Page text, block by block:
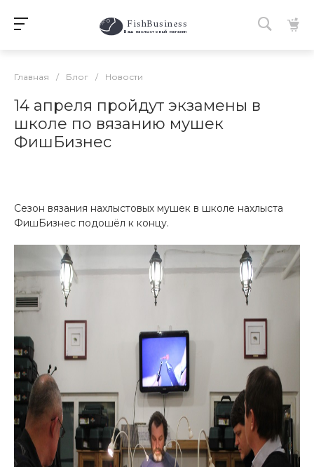
FishBusiness
Ваш нахлыстовый магазин
Главная / Блог / Новости
14 апреля пройдут экзамены в
школе по вязанию мушек
ФишБизнес
Сезон вязания нахлыстовых мушек в школе нахлыста
ФишБизнес подошёл к концу.